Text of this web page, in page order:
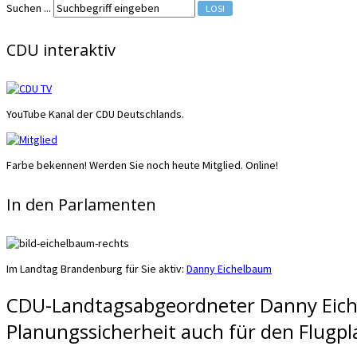
Suchen ...
LOS!
CDU interaktiv
YouTube Kanal der CDU Deutschlands.
Farbe bekennen! Werden Sie noch heute Mitglied. Online!
In den Parlamenten
Im Landtag Brandenburg für Sie aktiv: Danny Eichelbaum
CDU-Landtagsabgeordneter Danny
Planungssicherheit auch für den